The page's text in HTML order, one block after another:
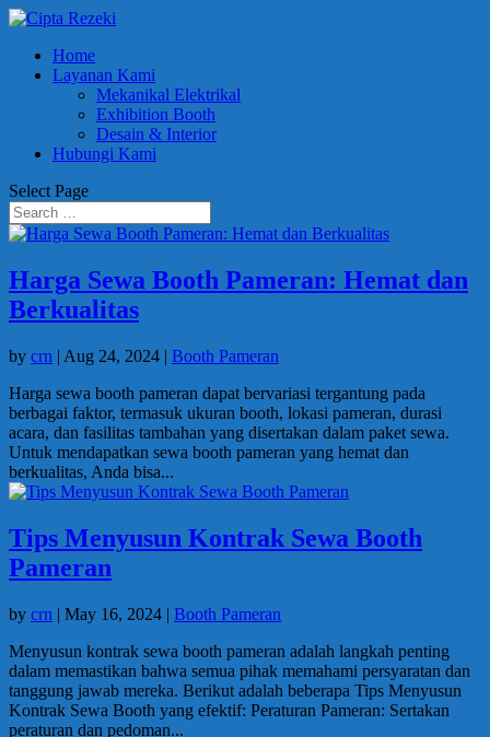
Home
Layanan Kami
Mekanikal Elektrikal
Exhibition Booth
Desain & Interior
Hubungi Kami
Select Page
Harga Sewa Booth Pameran: Hemat dan
Berkualitas
by crn | Aug 24, 2024 | Booth Pameran
Harga sewa booth pameran dapat bervariasi tergantung pada
berbagai faktor, termasuk ukuran booth, lokasi pameran, durasi
acara, dan fasilitas tambahan yang disertakan dalam paket sewa.
Untuk mendapatkan sewa booth pameran yang hemat dan
berkualitas, Anda bisa...
Tips Menyusun Kontrak Sewa Booth
Pameran
by crn | May 16, 2024 | Booth Pameran
Menyusun kontrak sewa booth pameran adalah langkah penting
dalam memastikan bahwa semua pihak memahami persyaratan dan
tanggung jawab mereka. Berikut adalah beberapa Tips Menyusun
Kontrak Sewa Booth yang efektif: Peraturan Pameran: Sertakan
peraturan dan pedoman...